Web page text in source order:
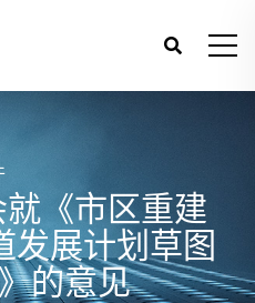
《市区重建
发展计划草图
的意见